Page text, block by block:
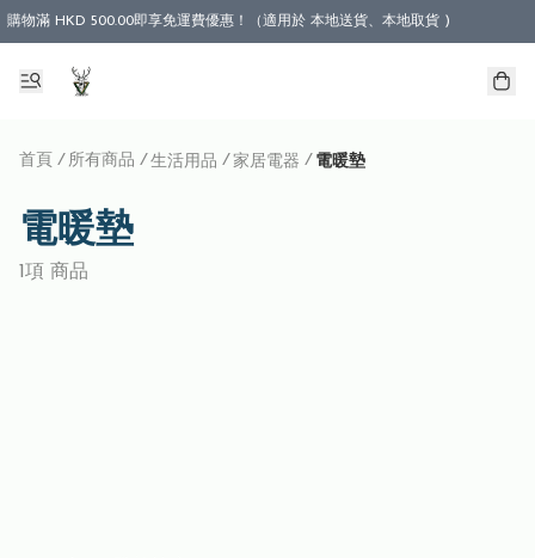
購物滿 HKD 500.00即享免運費優惠！（適用於 本地送貨、本地取貨 )
首頁 / 所有商品 / 生活用品 / 家居電器 / 電暖墊
電暖墊
1項 商品